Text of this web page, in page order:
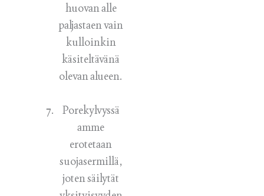
huovan alle
paljastaen vain
kulloinkin
käsiteltävänä
olevan alueen.
Porekylvyssä
amme
erotetaan
suojasermillä,
joten säilytät